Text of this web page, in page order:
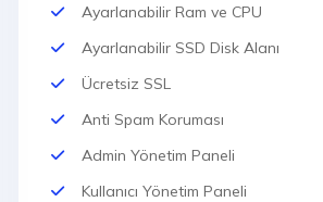
Ayarlanabilir Ram ve CPU
Ayarlanabilir SSD Disk Alanı
Ücretsiz SSL
Anti Spam Koruması
Admin Yönetim Paneli
Kullanıcı Yönetim Paneli